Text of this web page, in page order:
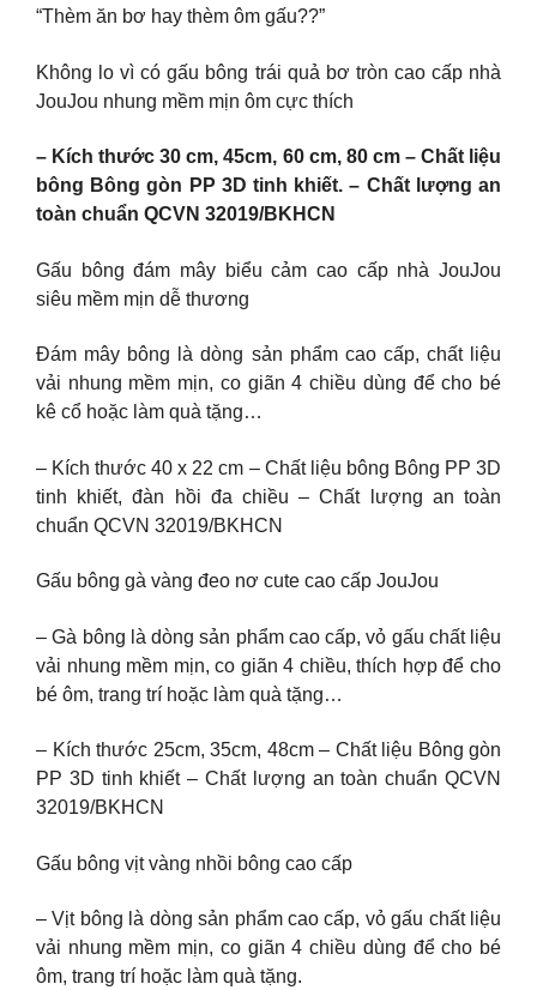
“Thèm ăn bơ hay thèm ôm gấu??”
Không lo vì có gấu bông trái quả bơ tròn cao cấp nhà
JouJou nhung mềm mịn ôm cực thích
– Kích thước 30 cm, 45cm, 60 cm, 80 cm – Chất liệu
bông Bông gòn PP 3D tinh khiết. – Chất lượng an
toàn chuẩn QCVN 32019/BKHCN
Gấu bông đám mây biểu cảm cao cấp nhà JouJou
siêu mềm mịn dễ thương
Đám mây bông là dòng sản phẩm cao cấp, chất liệu
vải nhung mềm mịn, co giãn 4 chiều dùng để cho bé
kê cổ hoặc làm quà tặng…
– Kích thước 40 x 22 cm – Chất liệu bông Bông PP 3D
tinh khiết, đàn hồi đa chiều – Chất lượng an toàn
chuẩn QCVN 32019/BKHCN
Gấu bông gà vàng đeo nơ cute cao cấp JouJou
– Gà bông là dòng sản phẩm cao cấp, vỏ gấu chất liệu
vải nhung mềm mịn, co giãn 4 chiều, thích hợp để cho
bé ôm, trang trí hoặc làm quà tặng…
– Kích thước 25cm, 35cm, 48cm – Chất liệu Bông gòn
PP 3D tinh khiết – Chất lượng an toàn chuẩn QCVN
32019/BKHCN
Gấu bông vịt vàng nhồi bông cao cấp
– Vịt bông là dòng sản phẩm cao cấp, vỏ gấu chất liệu
vải nhung mềm mịn, co giãn 4 chiều dùng để cho bé
ôm, trang trí hoặc làm quà tặng.